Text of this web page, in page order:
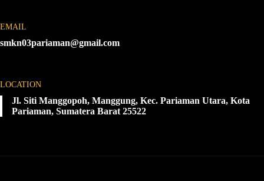
EMAIL
smkn03pariaman@gmail.com
LOCATION
Jl. Siti Manggopoh, Manggung, Kec. Pariaman Utara, Kota
Pariaman, Sumatera Barat 25522